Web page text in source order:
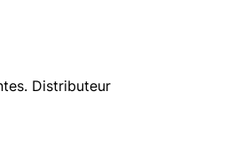
Distributeur